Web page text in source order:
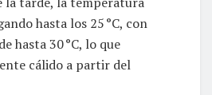
hasta los 25 °C, con
hasta 30 °C, lo que
cálido a partir del